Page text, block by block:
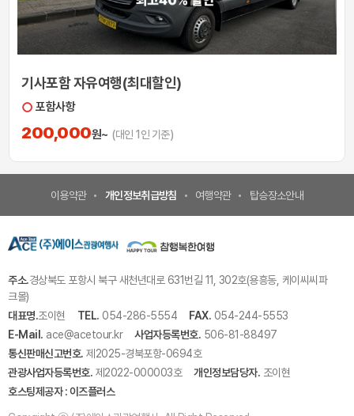
기사포함 자유여행(최대할인)
포함사항
200,000원~ (대인 1인 기준)
이용약관 개인정보취급방침 여행약관 탑승장소안내
주소.경상북도 포항시 북구 새천년대로 631번길 11, 302호(용흥동, 케이씨씨파
크몰)
대표명.조이현 TEL. 054-286-5554 FAX. 054-244-5553
E-Mail. ace@acetour.kr 사업자등록번호. 506-81-88497
통신판매신고번호. 제2025-경북포항-0694호
관광사업자등록번호. 제2022-000003호 개인정보담당자. 조이현
호스팅제공자 : 이즈플러스